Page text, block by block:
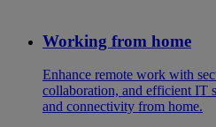
Working from home
Enhance remote work with
collaboration, and efficient IT
and connectivity from home.